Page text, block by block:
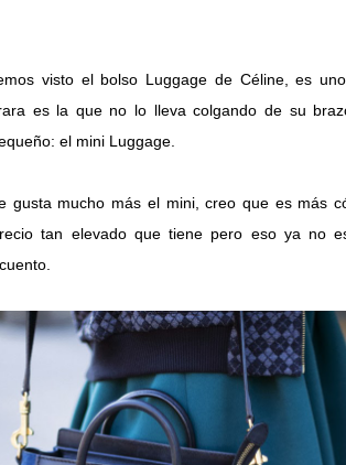
visto el bolso Luggage de Céline, es
es la que no lo lleva colgando de su
el mini Luggage.
gusta mucho más el mini, creo que es más
tan elevado que tiene pero eso ya no